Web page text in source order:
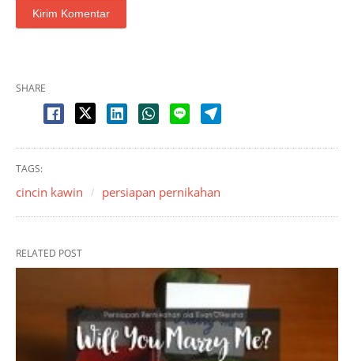
SHARE
TAGS:
cincin kawin persiapan pernikahan
RELATED POST